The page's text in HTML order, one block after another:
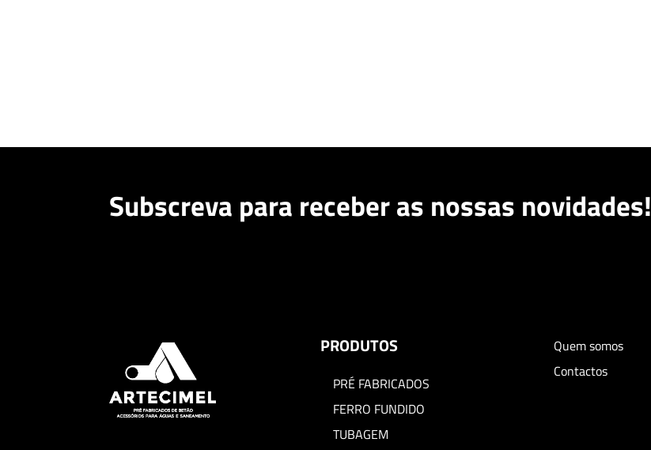
Subscreva para receber as nossas novidades!
PRODUTOS
PRÉ FABRICADOS
FERRO FUNDIDO
TUBAGEM
Quem somos
Contactos